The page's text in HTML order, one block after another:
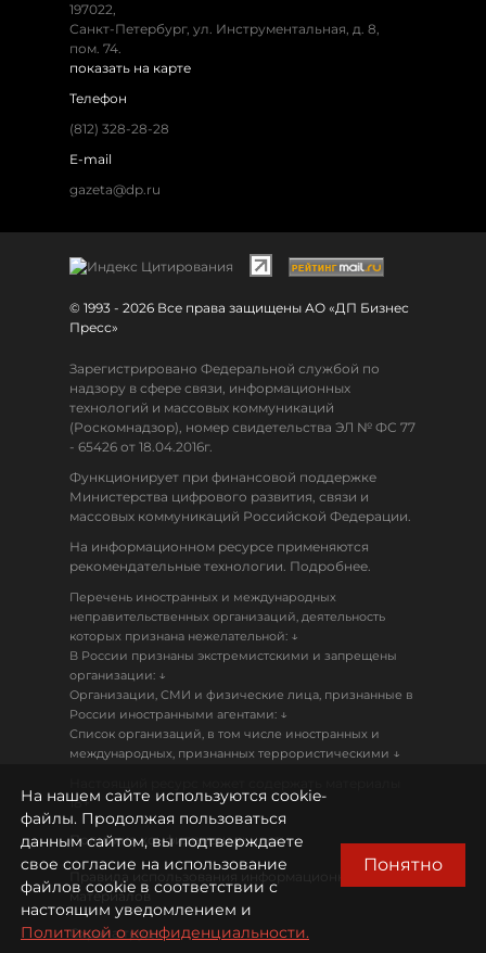
197022,
Санкт-Петербург, ул. Инструментальная, д. 8,
пом. 74.
показать на карте
Телефон
(812) 328-28-28
E-mail
gazeta@dp.ru
© 1993 - 2026 Все права защищены АО «ДП Бизнес
Пресс»
Зарегистрировано Федеральной службой по
надзору в сфере связи, информационных
технологий и массовых коммуникаций
(Роскомнадзор), номер свидетельства ЭЛ № ФС 77
- 65426 от 18.04.2016г.
Функционирует при финансовой поддержке
Министерства цифрового развития, связи и
массовых коммуникаций Российской Федерации.
На информационном ресурсе применяются
рекомендательные технологии. Подробнее.
Перечень иностранных и международных
неправительственных организаций, деятельность
которых признана нежелательной: ↓
В России признаны экстремистскими и запрещены
организации: ↓
Организации, СМИ и физические лица, признанные в
России иностранными агентами: ↓
Список организаций, в том числе иностранных и
международных, признанных террористическими ↓
18+
Политика конфиденциальности
Правила использования информационных
материалов
Охрана труда
На нашем сайте используются cookie-
файлы. Продолжая пользоваться
данным сайтом, вы подтверждаете
свое согласие на использование
файлов cookie в соответствии с
настоящим уведомлением и
Политикой о конфиденциальности.
Понятно